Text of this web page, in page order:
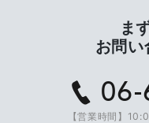
ま
お問い
【営業時間】